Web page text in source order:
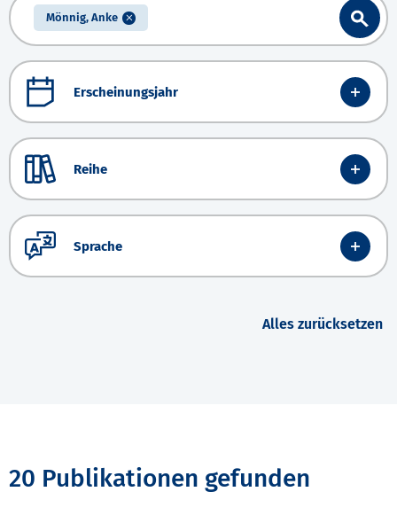
Mönnig, Anke
Erscheinungsjahr
Reihe
Sprache
Alles zurücksetzen
20 Publikationen gefunden